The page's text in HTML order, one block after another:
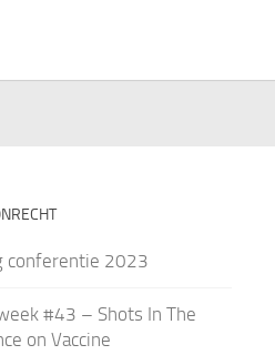
conferentie 2023
#43 – Shots In The
on Vaccine